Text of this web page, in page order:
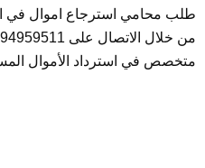
طلب محامي استرجاع اموال في
متخصص في استرداد الأموال